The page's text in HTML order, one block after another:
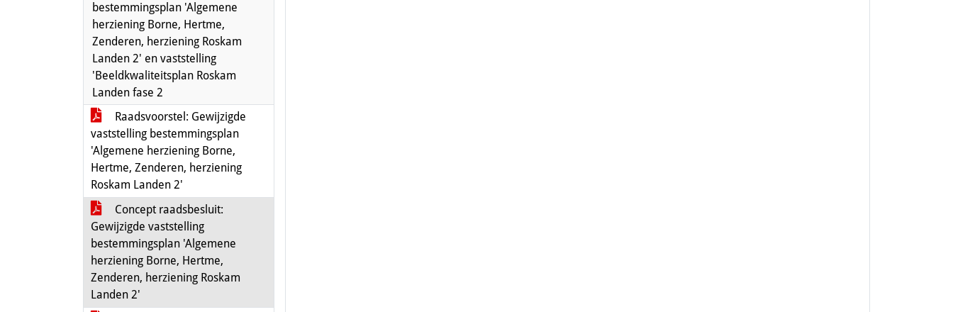
bestemmingsplan 'Algemene
herziening Borne, Hertme,
Zenderen, herziening Roskam
Landen 2' en vaststelling
'Beeldkwaliteitsplan Roskam
Landen fase 2
Raadsvoorstel: Gewijzigde
vaststelling bestemmingsplan
'Algemene herziening Borne,
Hertme, Zenderen, herziening
Roskam Landen 2'
Concept raadsbesluit:
Gewijzigde vaststelling
bestemmingsplan 'Algemene
herziening Borne, Hertme,
Zenderen, herziening Roskam
Landen 2'